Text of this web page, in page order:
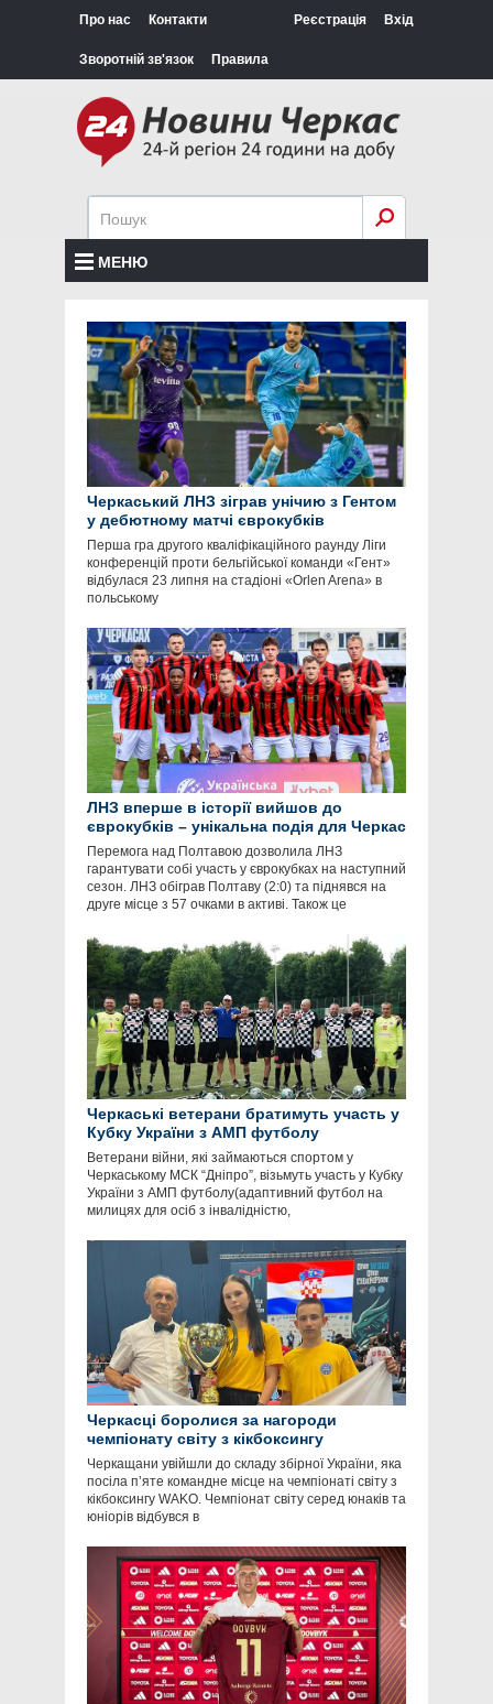
Про нас Контакти
Зворотній зв'язок Правила
Реєстрація Вхід
МЕНЮ
Черкаський ЛНЗ зіграв унічию з Гентом
у дебютному матчі єврокубків
Перша гра другого кваліфікаційного раунду Ліги
конференцій проти бельгійської команди «Гент»
відбулася 23 липня на стадіоні «Orlen Arena» в
польському
ЛНЗ вперше в історії вийшов до
єврокубків – унікальна подія для Черкас
Перемога над Полтавою дозволила ЛНЗ
гарантувати собі участь у єврокубках на наступний
сезон. ЛНЗ обіграв Полтаву (2:0) та піднявся на
друге місце з 57 очками в активі. Також це
Черкаські ветерани братимуть участь у
Кубку України з АМП футболу
Ветерани війни, які займаються спортом у
Черкаському МСК “Дніпро”, візьмуть участь у Кубку
України з АМП футболу(адаптивний футбол на
милицях для осіб з інвалідністю,
Черкасці боролися за нагороди
чемпіонату світу з кікбоксингу
Черкащани увійшли до складу збірної України, яка
посіла п’яте командне місце на чемпіонаті світу з
кікбоксингу WAKO. Чемпіонат світу серед юнаків та
юніорів відбувся в